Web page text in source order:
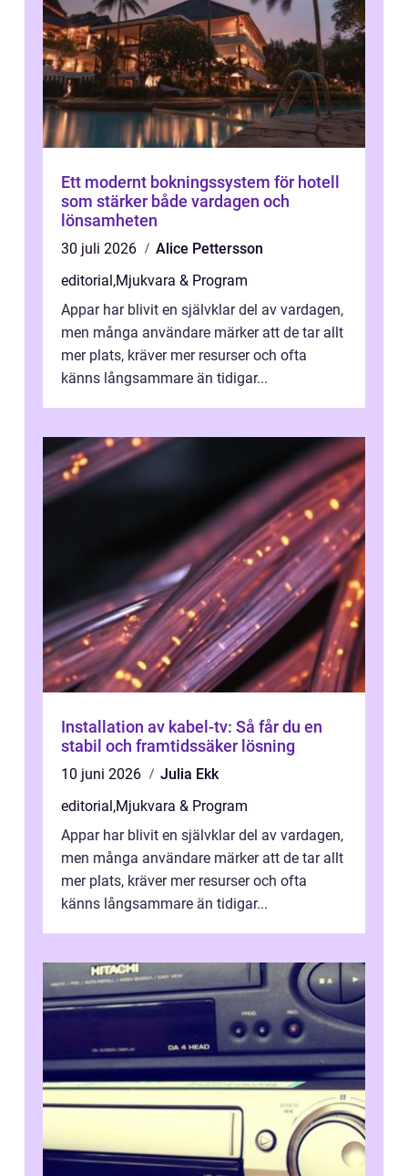
Ett modernt bokningssystem för hotell
som stärker både vardagen och
lönsamheten
30 juli 2026
Alice Pettersson
editorial ,Mjukvara & Program
Appar har blivit en självklar del av vardagen,
men många användare märker att de tar allt
mer plats, kräver mer resurser och ofta
känns långsammare än tidigar...
Installation av kabel-tv: Så får du en
stabil och framtidssäker lösning
10 juni 2026
Julia Ekk
editorial ,Mjukvara & Program
Appar har blivit en självklar del av vardagen,
men många användare märker att de tar allt
mer plats, kräver mer resurser och ofta
känns långsammare än tidigar...